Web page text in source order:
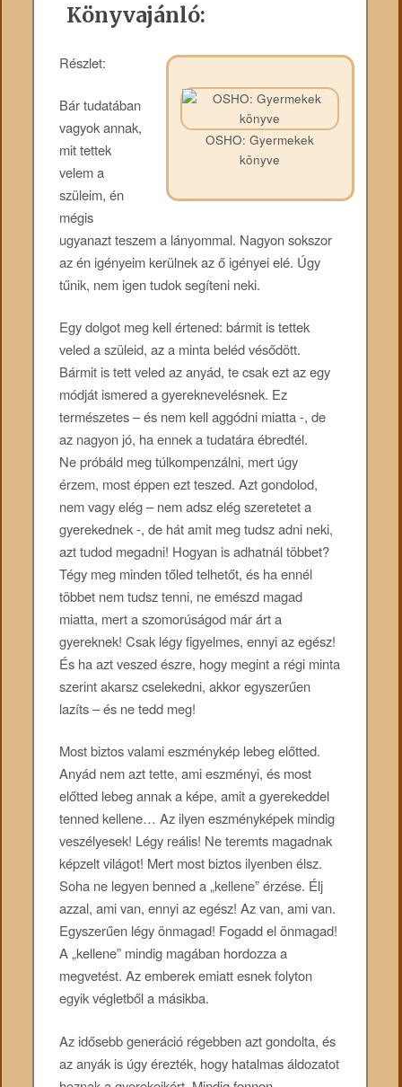
Könyvajánló:
OSHO: Gyermekek
könyve
Részlet:
Bár tudatában
vagyok annak,
mit tettek
velem a
szüleim, én
mégis
ugyanazt teszem a lányommal. Nagyon sokszor
az én igényeim kerülnek az ő igényei elé. Úgy
tűnik, nem igen tudok segíteni neki.
Egy dolgot meg kell értened: bármit is tettek
veled a szüleid, az a minta beléd vésődött.
Bármit is tett veled az anyád, te csak ezt az egy
módját ismered a gyereknevelésnek. Ez
természetes – és nem kell aggódni miatta -, de
az nagyon jó, ha ennek a tudatára ébredtél.
Ne próbáld meg túlkompenzálni, mert úgy
érzem, most éppen ezt teszed. Azt gondolod,
nem vagy elég – nem adsz elég szeretetet a
gyerekednek -, de hát amit meg tudsz adni neki,
azt tudod megadni! Hogyan is adhatnál többet?
Tégy meg minden tőled telhetőt, és ha ennél
többet nem tudsz tenni, ne emészd magad
miatta, mert a szomorúságod már árt a
gyereknek! Csak légy figyelmes, ennyi az egész!
És ha azt veszed észre, hogy megint a régi minta
szerint akarsz cselekedni, akkor egyszerűen
lazíts – és ne tedd meg!
Most biztos valami eszménykép lebeg előtted.
Anyád nem azt tette, ami eszményi, és most
előtted lebeg annak a képe, amit a gyerekeddel
tenned kellene… Az ilyen eszményképek mindig
veszélyesek! Légy reális! Ne teremts magadnak
képzelt világot! Mert most biztos ilyenben élsz.
Soha ne legyen benned a „kellene” érzése. Élj
azzal, ami van, ennyi az egész! Az van, ami van.
Egyszerűen légy önmagad! Fogadd el önmagad!
A „kellene” mindig magában hordozza a
megvetést. Az emberek emiatt esnek folyton
egyik végletből a másikba.
Az idősebb generáció régebben azt gondolta, és
az anyák is úgy érezték, hogy hatalmas áldozatot